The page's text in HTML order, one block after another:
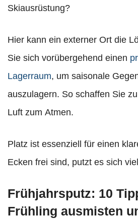
Skiausrüstung?
Hier kann ein externer Ort die
Sie sich vorübergehend einen
Lagerraum, um saisonale
auszulagern. So schaffen Sie
Luft zum Atmen.
Platz ist essenziell für einen
Ecken frei sind, putzt es sich
Frühjahrsputz: 10
Frühling ausmisten